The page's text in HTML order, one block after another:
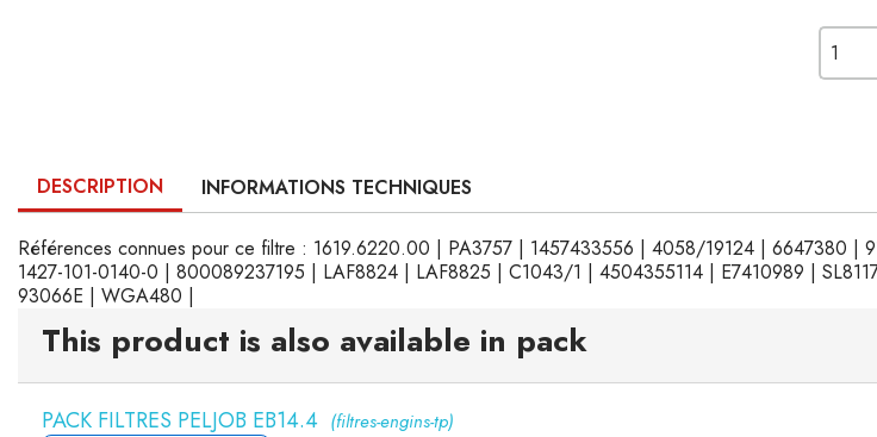
DESCRIPTION INFORMATIONS TECHNIQUES
Références connues pour ce filtre : 1619.6220.00 | PA3757 | 1457433556 | 4058/19124 | 6647380
1427-101-0140-0 | 800089237195 | LAF8824 | LAF8825 | C1043/1 | 4504355114 | E7410989 |
93066E | WGA480 |
This product is also available in pack
PACK FILTRES PELJOB EB14.4 (filtres-engins-tp)